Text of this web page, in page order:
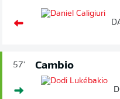
57' Cambio